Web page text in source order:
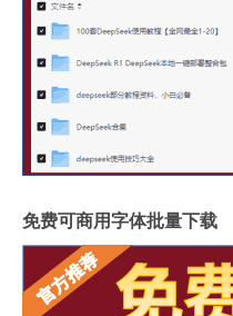
免费可商用字体批量下载